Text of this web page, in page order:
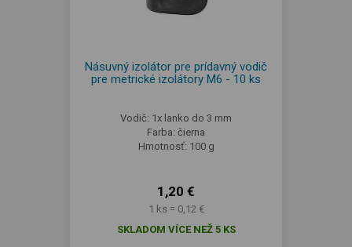
Násuvný izolátor pre prídavný vodič
pre metrické izolátory M6 - 10 ks
Vodič: 1x lanko do 3 mm
Farba: čierna
Hmotnosť: 100 g
1,20 €
1 ks = 0,12 €
SKLADOM VÍCE NEŽ 5 KS